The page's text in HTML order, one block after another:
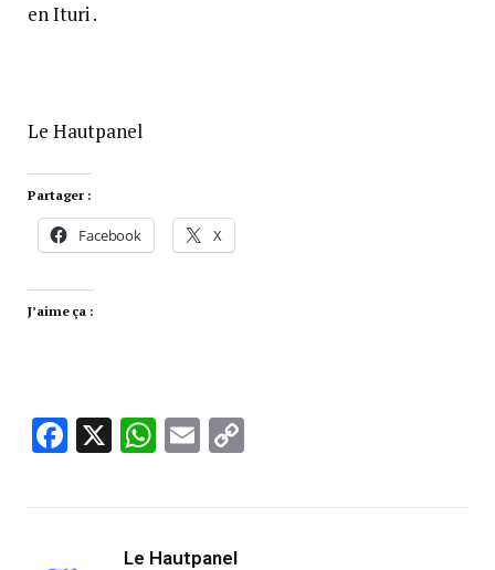
en Ituri .
Le Hautpanel
Partager :
Facebook X
J’aime ça :
Facebook
X WhatsApp
Email
Le Hautpanel